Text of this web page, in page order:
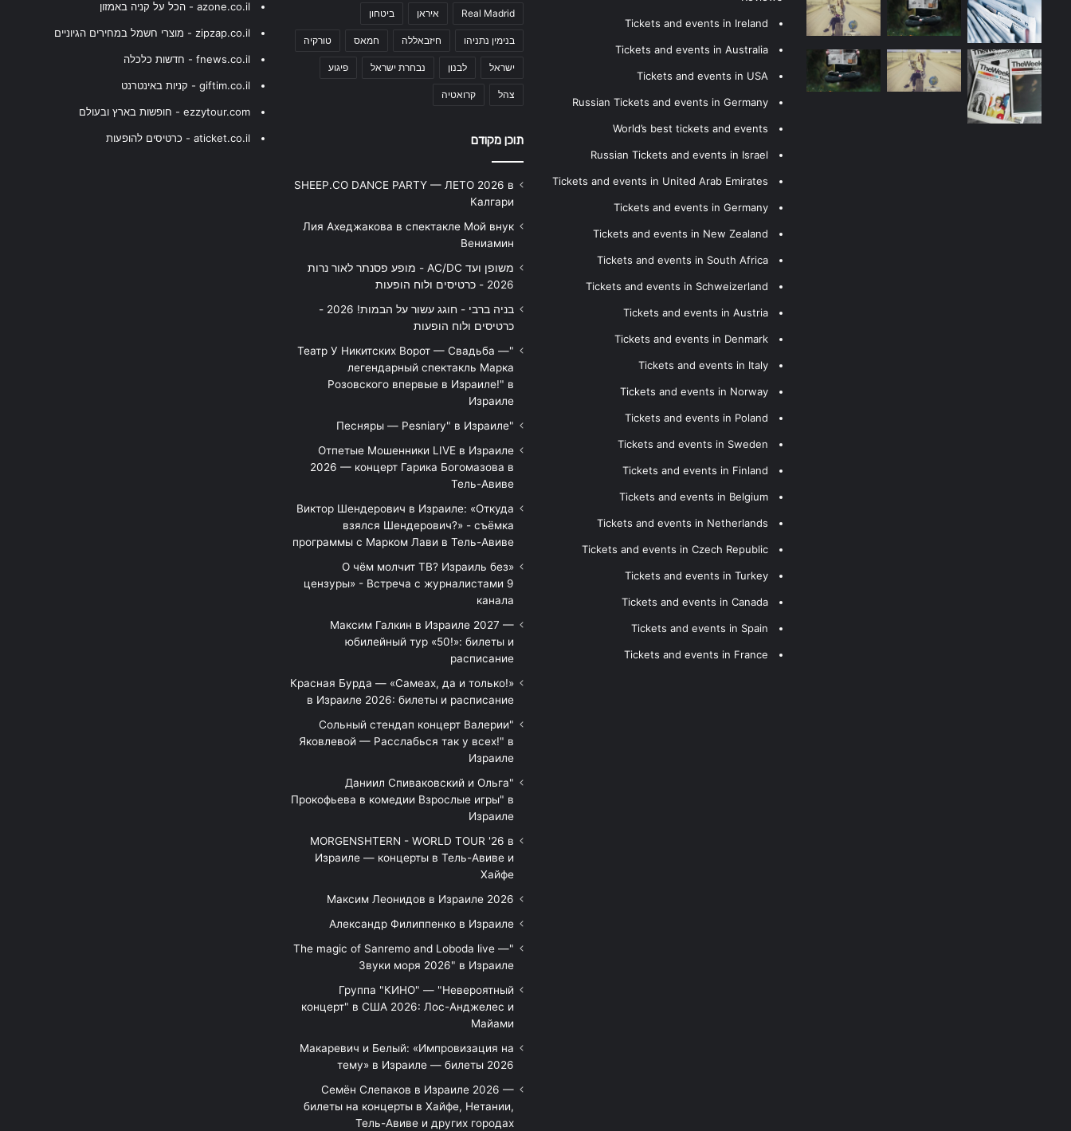
Tickets and events in Ireland
Tickets and events in Australia
Tickets and events in USA
Russian Tickets and events in Germany
World’s best tickets and events
Russian Tickets and events in Israel
Tickets and events in United Arab Emirates
Tickets and events in Germany
Tickets and events in New Zealand
Tickets and events in South Africa
Tickets and events in Schweizerland
Tickets and events in Austria
Tickets and events in Denmark
Tickets and events in Italy
Tickets and events in Norway
Tickets and events in Poland
Tickets and events in Sweden
Tickets and events in Finland
Tickets and events in Belgium
Tickets and events in Netherlands
Tickets and events in Czech Republic
Tickets and events in Turkey
Tickets and events in Canada
Tickets and events in Spain
Tickets and events in France
Real Madrid איראן ביטחון
בנימין נתניהו חיזבאללה חמאס טורקיה
ישראל לבנון נבחרת ישראל פיגוע
צהל קרואטיה
תוכן מקודם
SHEEP.CO DANCE PARTY — ЛЕТО 2026 в
Калгари
Лия Ахеджакова в спектакле Мой внук
Вениамин
משופן ועד AC/DC - מופע פסנתר לאור נרות
2026 - כרטיסים ולוח הופעות
בניה ברבי - חוגג עשור על הבמות! 2026 -
כרטיסים ולוח הופעות
"Театр У Никитских Ворот — Свадьба —
легендарный спектакль Марка
Розовского впервые в Израиле!" в
Израиле
"Песняры — Pesniary" в Израиле
Отпетые Мошенники LIVE в Израиле
2026 — концерт Гарика Богомазова в
Тель-Авиве
Виктор Шендерович в Израиле: «Откуда
взялся Шендерович?» - съёмка
программы с Марком Лави в Тель-Авиве
«О чём молчит ТВ? Израиль без
цензуры» - Встреча с журналистами 9
канала
Максим Галкин в Израиле 2027 —
юбилейный тур «50!»: билеты и
расписание
Красная Бурда — «Самеах, да и только!»
в Израиле 2026: билеты и расписание
"Сольный стендап концерт Валерии
Яковлевой — Расслабься так у всех!" в
Израиле
"Даниил Спиваковский и Ольга
Прокофьева в комедии Взрослые игры" в
Израиле
MORGENSHTERN - WORLD TOUR '26 в
Израиле — концерты в Тель-Авиве и
Хайфе
Максим Леонидов в Израиле 2026
Александр Филиппенко в Израиле
"The magic of Sanremo and Loboda live —
Звуки моря 2026" в Израиле
Группа "КИНО" — "Невероятный
концерт" в США 2026: Лос-Анджелес и
Майами
Макаревич и Белый: «Импровизация на
тему» в Израиле — билеты 2026
Семён Слепаков в Израиле 2026 —
билеты на концерты в Хайфе, Нетании,
Тель-Авиве и других городах
azone.co.il - הכל על קניה באמזון
zipzap.co.il - מוצרי חשמל במחירים הגיוניים
fnews.co.il - חדשות כלכלה
giftim.co.il - קניות באינטרנט
ezzytour.com - חופשות בארץ ובעולם
aticket.co.il - כרטיסים להופעות